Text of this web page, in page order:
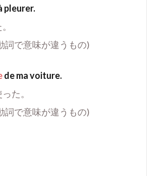
pleurer.
詞で意味が違うもの)
de ma voiture.
た。
詞で意味が違うもの)